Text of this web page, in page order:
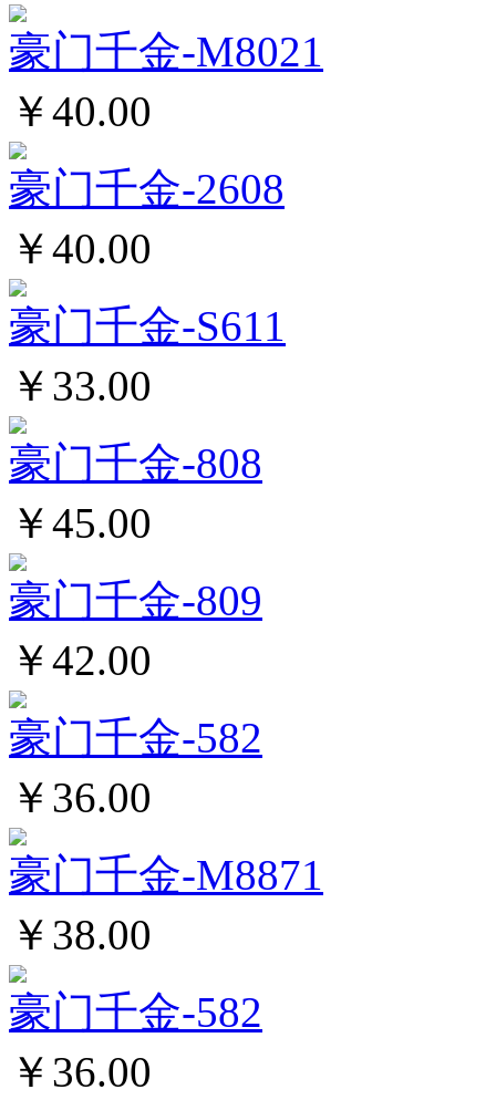
豪门千金-M8021
￥40.00
豪门千金-2608
￥40.00
豪门千金-S611
￥33.00
豪门千金-808
￥45.00
豪门千金-809
￥42.00
豪门千金-582
￥36.00
豪门千金-M8871
￥38.00
豪门千金-582
￥36.00